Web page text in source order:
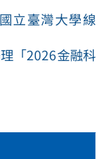
立臺灣大學線
「2026金融科